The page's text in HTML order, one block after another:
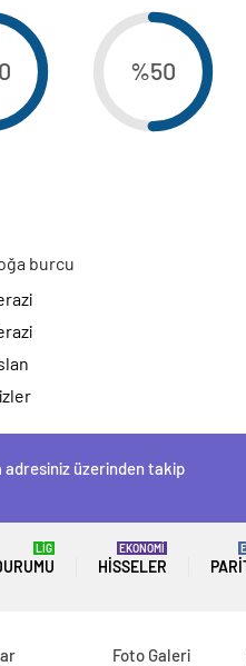
%50
burcu
üzerinden takip
LİG
HISSELER
EKONOMİ
Foto Galeri